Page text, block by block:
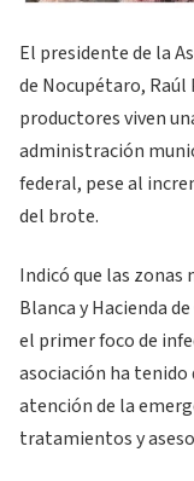
El presidente de la
de Nocupétaro, Raúl
productores viven
administración
federal, pese al
del brote.
Indicó que las zonas
Blanca y Hacienda
el primer foco de
asociación ha
atención de la
tratamientos y